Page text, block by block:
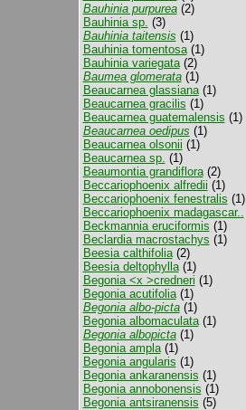
Bauhinia purpurea(2)
Bauhinia sp. (3)
Bauhinia taitensis (1)
Bauhinia tomentosa(1)
Bauhinia variegata(2)
Baumea glomerata(1)
Beaucarnea glassiana(1)
Beaucarnea gracilis (1)
Beaucarnea guatemalensis (1)
Beaucarnea oedipus (1)
Beaucarnea olsonii (1)
Beaucarnea sp. (1)
Beaumontia grandiflora(2)
Beccariophoenix alfredii (1)
Beccariophoenix fenestralis (1)
Beccariophoenix madagascar..
Beckmannia eruciformis (1)
Beclardia macrostachys (1)
Beesia calthifolia(2)
Beesia deltophylla(1)
Begonia <x >credneri (1)
Begonia acutifolia(1)
Begonia albo-picta(1)
Begonia albomaculata(1)
Begonia albopicta(1)
Begonia ampla(1)
Begonia angularis (1)
Begonia ankaranensis (1)
Begonia annobonensis (1)
Begonia antsiranensis (5)